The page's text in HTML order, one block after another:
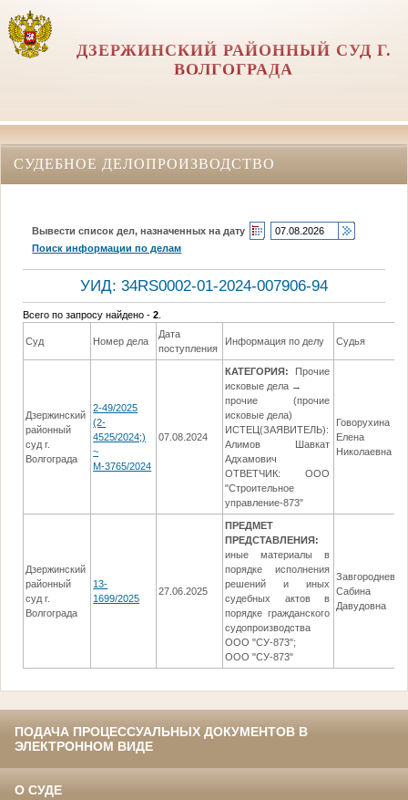
ДЗЕРЖИНСКИЙ РАЙОННЫЙ СУД Г.
ВОЛГОГРАДА
СУДЕБНОЕ ДЕЛОПРОИЗВОДСТВО
Вывести список дел, назначенных на дату
Поиск информации по делам
УИД: 34RS0002-01-2024-007906-94
Всего по запросу найдено -2
Суд Номер дела
Дата
поступления
Информация по делу Судья
Дзержинский
районный
суд г.
Волгограда
2-49/2025
(2-
4525/2024;)
~
М-3765/2024
07.08.2024
КАТЕГОРИЯ:
Прочие
исковые дела →
прочие (прочие
исковые дела)
ИСТЕЦ(ЗАЯВИТЕЛЬ):
Алимов Шавкат
Адхамович
ОТВЕТЧИК: ООО
"Строительное
управление-873"
Говорухина
Елена
Николаевна
Дзержинский
районный
суд г.
Волгограда
13-
1699/2025
27.06.2025
ПРЕДМЕТ
ПРЕДСТАВЛЕНИЯ:
иные материалы в
порядке исполнения
решений и иных
судебных актов в
порядке гражданского
судопроизводства
ООО "СУ-873";
ООО "СУ-873"
Завгороднева
Сабина
Давудовна
ПОДАЧА ПРОЦЕССУАЛЬНЫХ ДОКУМЕНТОВ В
ЭЛЕКТРОННОМ ВИДЕ
О СУДЕ